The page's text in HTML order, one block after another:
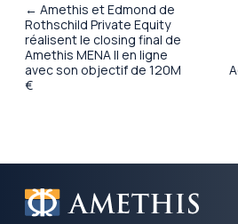
← Amethis et Edmond de
Rothschild Private Equity
réalisent le closing final de
Amethis MENA II en ligne
avec son objectif de 120M
€